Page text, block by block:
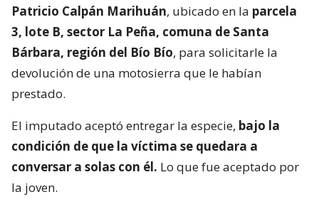
Patricio Calpán Marihuán, ubicado en la parcela
3, lote B, sector La Peña, comuna de Santa
Bárbara, región del Bío Bío, para solicitarle la
devolución de una motosierra que le habían
prestado.
El imputado aceptó entregar la especie, bajo la
condición de que la víctima se quedara a
conversar a solas con él. Lo que fue aceptado por
la joven.